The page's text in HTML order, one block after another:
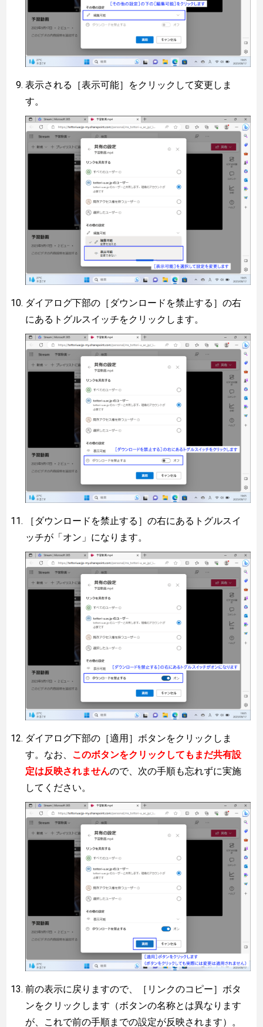
表示される［表示可能］をクリックして変更しま
す。
ダイアログ下部の［ダウンロードを禁止する］の右
にあるトグルスイッチをクリックします。
［ダウンロードを禁止する］の右にあるトグルスイ
ッチが「オン」になります。
ダイアログ下部の［適用］ボタンをクリックしま
す。なお、 このボタンをクリックしてもまだ共有設
定は反映されませんので、次の手順も忘れずに実施
してください。
前の表示に戻りますので、［リンクのコピー］ボタ
ンをクリックします（ボタンの名称とは異なります
が、これで前の手順までの設定が反映されます）。